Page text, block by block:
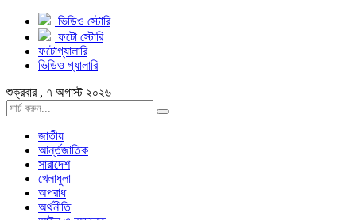
ভিডিও স্টোরি
ফটো স্টোরি
ফটোগ্যালারি
ভিডিও গ্যালারি
শুক্রবার , ৭ অগাস্ট ২০২৬
জাতীয়
আর্ন্তজাতিক
সারাদেশ
খেলাধুলা
অপরাধ
অর্থনীতি